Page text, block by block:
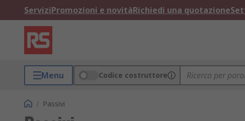
ServiziPromozioni e novitàRichiedi una quotazione
Menu Codice costruttore
/ Passivi